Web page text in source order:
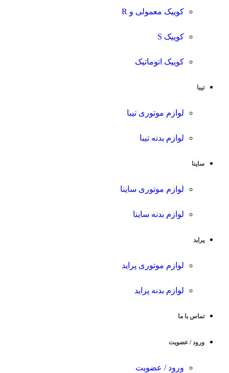
کوییک معمولی و R
کوییک S
کوییک اتوماتیک
تیبا
لوازم موتوری تیبا
لوازم بدنه تیبا
ساینا
لوازم موتوری ساینا
لوازم بدنه ساینا
پراید
لوازم موتوری پراید
لوازم بدنه پراید
تماس با ما
ورود / عضویت
ورود / عضویت